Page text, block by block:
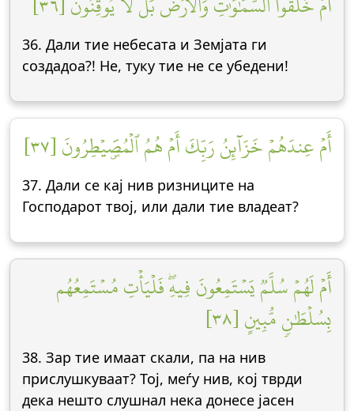
36. Дали тие небесата и Земјата ги
создадоа?! Не, туку тие не се убедени!
أَمۡ عِندَهُمۡ خَزَآئِنُ رَبِّكَ أَمۡ هُمُ ٱلۡمُصَۜيۡطِرُونَ [٣٧]
37. Дали се кај нив ризниците на
Господарот твој, или дали тие владеат?
أَمۡ لَهُمۡ سُلَّمٞ يَسۡتَمِعُونَ فِيهِۖ فَلۡيَأۡتِ مُسۡتَمِعُهُم
بِسُلۡطَٰنٖ مُّبِينٍ [٣٨]
38. Зар тие имаат скали, па на нив
прислушкуваат? Тој, меѓу нив, кој тврди
дека нешто слушнал нека донесе јасен